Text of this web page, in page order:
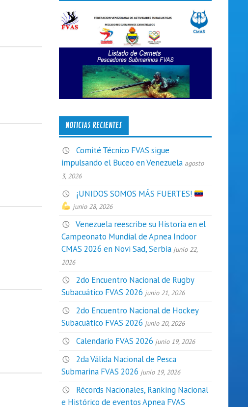
NOTICIAS RECIENTES
Comité Técnico FVAS sigue
impulsando el Buceo en Venezuela agosto
3, 2026
¡UNIDOS SOMOS MÁS FUERTES!
junio 28, 2026
Venezuela reescribe su Historia en el
Campeonato Mundial de Apnea Indoor
CMAS 2026 en Novi Sad, Serbia junio 22,
2026
2do Encuentro Nacional de Rugby
Subacuático FVAS 2026 junio 21, 2026
2do Encuentro Nacional de Hockey
Subacuático FVAS 2026 junio 20, 2026
Calendario FVAS 2026 junio 19, 2026
2da Válida Nacional de Pesca
Submarina FVAS 2026 junio 19, 2026
Récords Nacionales, Ranking Nacional
e Histórico de eventos Apnea FVAS